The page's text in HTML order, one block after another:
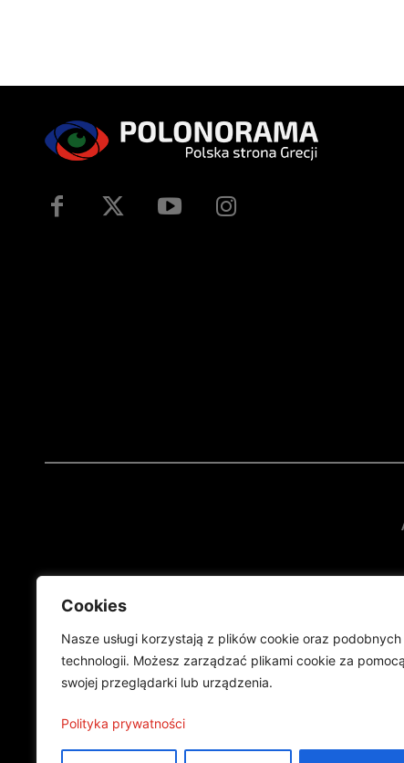
Cookies
Nasze usługi korzystają z plików cookie oraz podobnych
technologii. Możesz zarządzać plikami cookie za pomocą
swojej przeglądarki lub urządzenia.
Polityka prywatności
Projekt finansowany przez
Publikacja wyraża